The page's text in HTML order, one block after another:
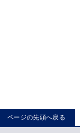
ページの先頭へ戻る